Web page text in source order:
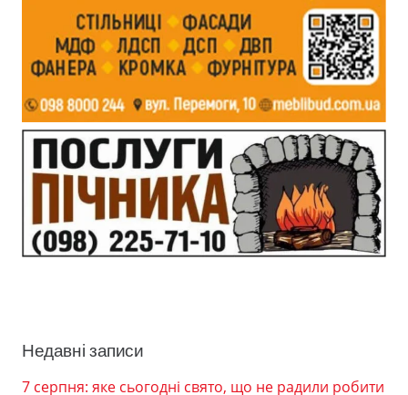
Недавні записи
7 серпня: яке сьогодні свято, що не радили робити